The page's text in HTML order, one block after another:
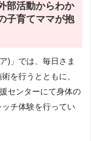
部活動からわか
子育てママが抱
)」では、毎日さま
を行うとともに、
センターにて身体の
チ体験を行ってい